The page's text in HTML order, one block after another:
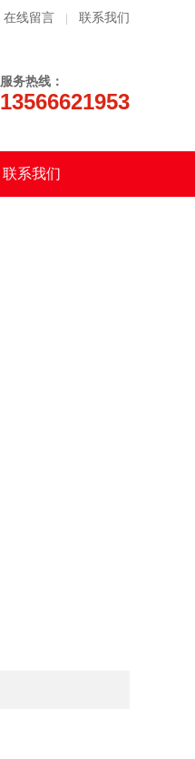
在线留言 联系我们
服务热线：
13566621953
联系我们